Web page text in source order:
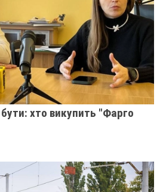
хто викупить "Фарго